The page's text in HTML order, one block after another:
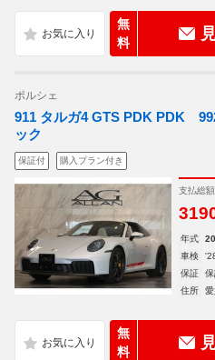
無
料
ポルシェ
911 タルガ4 GTS PDK PDK
ック
保証付 購入プラン付き
支払総額
年式
車検
保証
住所
無
料